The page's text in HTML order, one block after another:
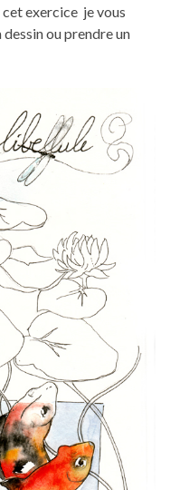
exercice je vous
ou prendre un